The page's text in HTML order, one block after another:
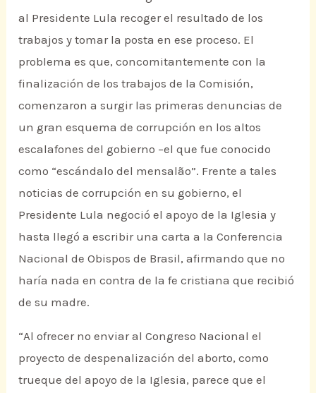
al Presidente Lula recoger el resultado de los
trabajos y tomar la posta en ese proceso. El
problema es que, concomitantemente con la
finalización de los trabajos de la Comisión,
comenzaron a surgir las primeras denuncias de
un gran esquema de corrupción en los altos
escalafones del gobierno –el que fue conocido
como “escándalo del mensalão”. Frente a tales
noticias de corrupción en su gobierno, el
Presidente Lula negoció el apoyo de la Iglesia y
hasta llegó a escribir una carta a la Conferencia
Nacional de Obispos de Brasil, afirmando que no
haría nada en contra de la fe cristiana que recibió
de su madre.
“Al ofrecer no enviar al Congreso Nacional el
proyecto de despenalización del aborto, como
trueque del apoyo de la Iglesia, parece que el